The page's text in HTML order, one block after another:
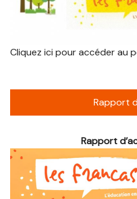
Cliquez ici pour accéder au
Rapport
Rapport